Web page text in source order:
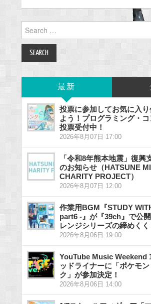
Search
for:
最新
投票に参加してお気に入
よう！プログラミング・
投票受付中！
2026年8月07日 17:00
「令和8年熊本地震」復興
のお知らせ（HATSUNE
CHARITY PROJECT）
2026年8月07日 12:00
作業用BGM『STUDY
part6 -』が『39ch』で公
レンジシリーズの締めくく
2026年8月06日 19:00
YouTube Music Weekend
ッドライナーに「ポケモン
ク」が参加決定！
2026年8月06日 14:00